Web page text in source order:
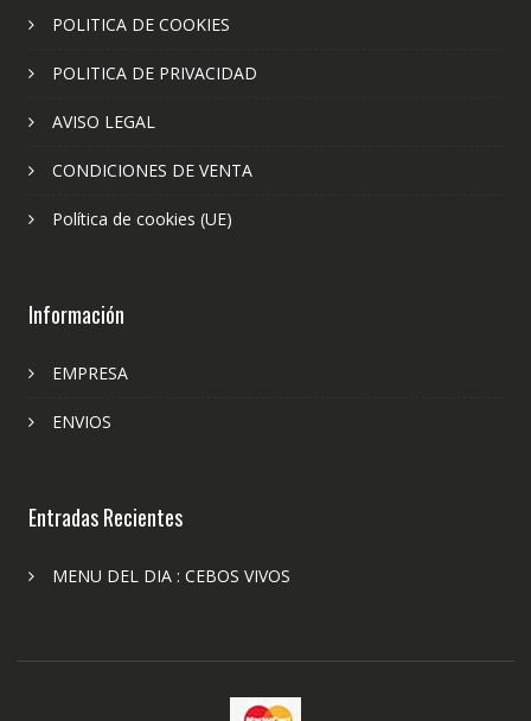
POLITICA DE COOKIES
POLITICA DE PRIVACIDAD
AVISO LEGAL
CONDICIONES DE VENTA
Política de cookies (UE)
Información
EMPRESA
ENVIOS
Entradas Recientes
MENU DEL DIA : CEBOS VIVOS